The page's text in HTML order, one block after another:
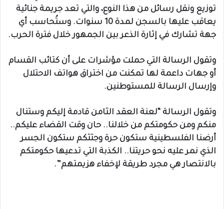
توزيع ونقل رسائل من هذا النوع، والتي تعد جريمة جنائية
يعاقب عليها بالسجن لمدة 10 سنوات. وستُحاسب أي
جهة تشارك في إثارة الذعر بين الجمهور خلال فترة الحرب.
وتقول الرسالة التي حملت مؤشرات على أن كتائب القسام
أو جهات داعمة لها تمكنت من اختراق هواتف الاحتلال
وإرسال الرسالة للمستوطنين.
وتقول الرسالة “لعنة العقد الثامن قادمة إليكم وستنال
منكم ومن حكومتكم من خلالنا.. حان وقت القضاء عليكم..
أرضنا الفلسطينية ستكون حرة وجثثكم ستكون الجسر
الذي نمر عليه نحو حريتنا.. الكذبة التي تدعيها حكومتكم
بالانتصار هي مجرد طريقة لإخفاء هزيمتهم”.